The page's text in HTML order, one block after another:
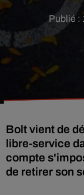
Publié :
Bolt vient de
libre-service
compte
de retirer son